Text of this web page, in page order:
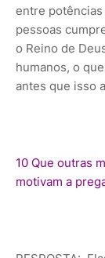
entre
pessoas
o Reino de
humanos, o
antes que isso
10 Que outras
motivam a